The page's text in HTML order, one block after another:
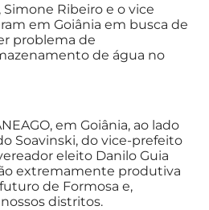
Ribeiro e o vice
em Goiânia em busca de
problema de
de água no
em Goiânia, ao lado
Soavinski, do vice-prefeito
eleito Danilo Guia
extremamente produtiva
de Formosa e,
distritos.